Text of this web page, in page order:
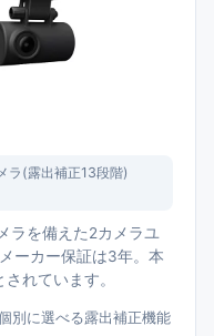
ラ(露出補正13段階)
ラを備えた2カメラユ
ーカー保証は3年。本
れています。
別に選べる露出補正機能